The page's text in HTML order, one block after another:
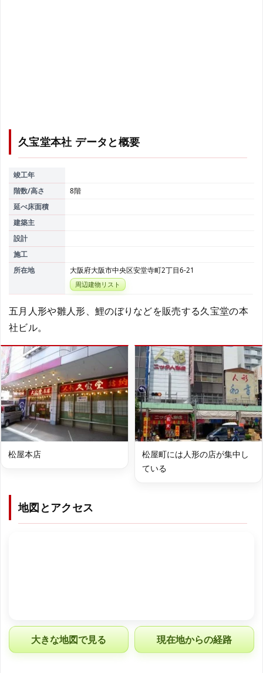
久宝堂本社 データと概要
竣工年
階数/高さ
8階
延べ床面積
建築主
設計
施工
所在地
大阪府大阪市中央区安堂寺町2丁目6-21
周辺建物リスト
五月人形や雛人形、鯉のぼりなどを販売する久宝堂の本
社ビル。
松屋本店
松屋町には人形の店が集中し
ている
地図とアクセス
大きな地図で見る 現在地からの経路